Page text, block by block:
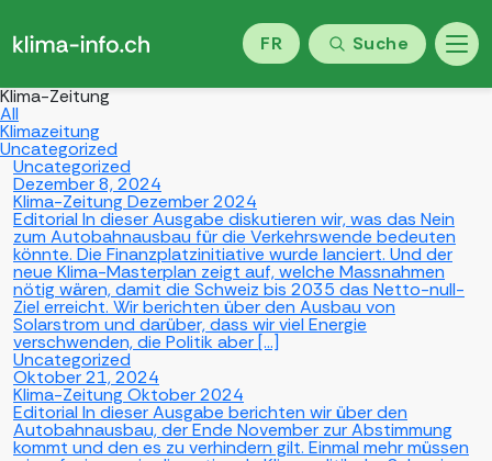
FR Suche
Klima-Zeitung
All
Klimazeitung
Uncategorized
Uncategorized
Dezember 8, 2024
Klima-Zeitung Dezember 2024
Editorial In dieser Ausgabe diskutieren wir, was das Nein
zum Autobahnausbau für die Verkehrswende bedeuten
könnte. Die Finanzplatzinitiative wurde lanciert. Und der
neue Klima-Masterplan zeigt auf, welche Massnahmen
nötig wären, damit die Schweiz bis 2035 das Netto-null-
Ziel erreicht. Wir berichten über den Ausbau von
Solarstrom und darüber, dass wir viel Energie
verschwenden, die Politik aber […]
Uncategorized
Oktober 21, 2024
Klima-Zeitung Oktober 2024
Editorial In dieser Ausgabe berichten wir über den
Autobahnausbau, der Ende November zur Abstimmung
kommt und den es zu verhindern gilt. Einmal mehr müssen